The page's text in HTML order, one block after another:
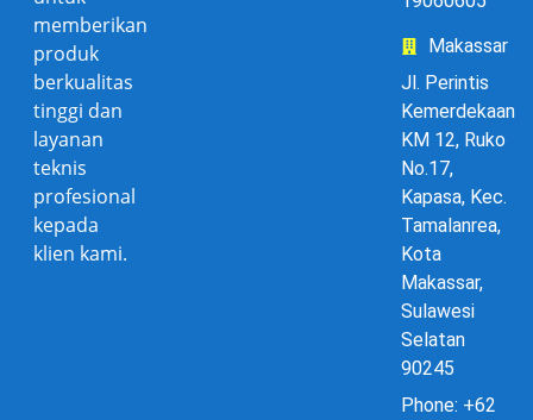
memberikan
produk
berkualitas
tinggi dan
layanan
teknis
profesional
kepada
klien kami.
Makassar
Jl. Perintis
Kemerdekaan
KM 12, Ruko
No.17,
Kapasa, Kec.
Tamalanrea,
Kota
Makassar,
Sulawesi
Selatan
90245
Phone: +62